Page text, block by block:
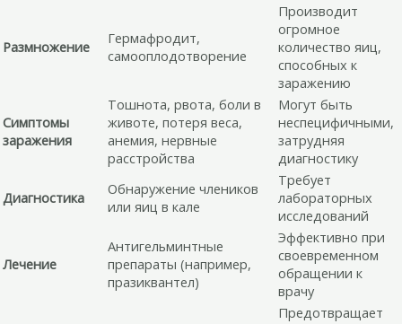
Размножение
Гермафродит,
самооплодотворение
Производит
огромное
количество яиц,
способных к
заражению
Симптомы
заражения
Тошнота, рвота, боли в
животе, потеря веса,
анемия, нервные
расстройства
Могут быть
неспецифичными,
затрудняя
диагностику
Диагностика
Обнаружение члеников
или яиц в кале
Требует
лабораторных
исследований
Лечение
Антигельминтные
препараты (например,
празиквантел)
Эффективно при
своевременном
обращении к
врачу
Предотвращает